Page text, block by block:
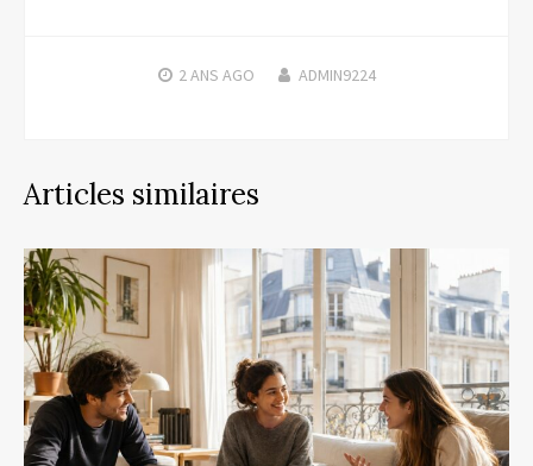
2 ANS AGO ADMIN9224
Articles similaires